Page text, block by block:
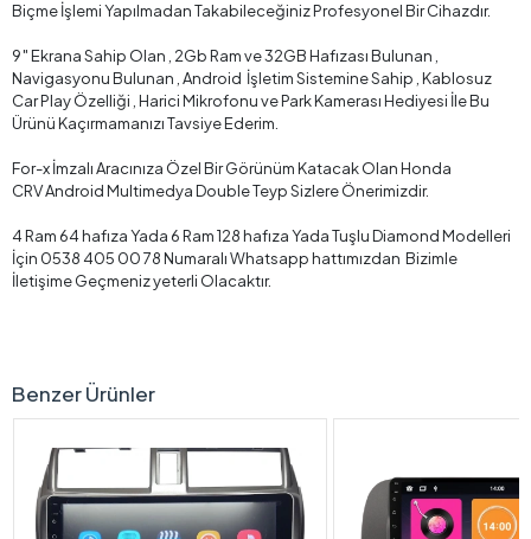
Biçme İşlemi Yapılmadan Takabileceğiniz Profesyonel Bir Cihazdır.
9″ Ekrana Sahip Olan , 2Gb Ram ve 32GB Hafızası Bulunan ,
Navigasyonu Bulunan , Android İşletim Sistemine Sahip , Kablosuz
Car Play Özelliği , Harici Mikrofonu ve Park Kamerası Hediyesi İle Bu
Ürünü Kaçırmamanızı Tavsiye Ederim.
For-x İmzalı Aracınıza Özel Bir Görünüm Katacak Olan Honda
CRV Android Multimedya Double Teyp Sizlere Önerimizdir.
4 Ram 64 hafıza Yada 6 Ram 128 hafıza Yada Tuşlu Diamond Modelleri
İçin 0538 405 00 78 Numaralı Whatsapp hattımızdan Bizimle
İletişime Geçmeniz yeterli Olacaktır.
Benzer Ürünler